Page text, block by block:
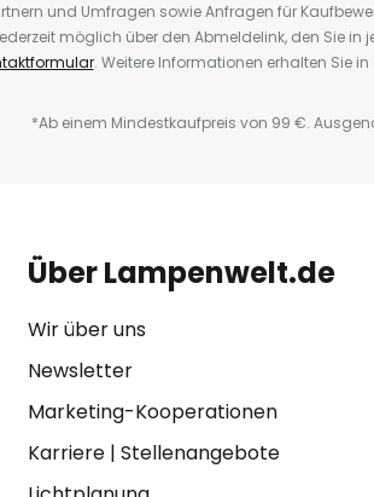
und Umfragen sowie Anfragen für
möglich über den Abmeldelink, den Sie in
. Weitere Informationen erhalten Sie in
*Ab einem Mindestkaufpreis von 99 €.
Über Lampenwelt.de
Wir über uns
Newsletter
Marketing-Kooperationen
Karriere| Stellenangebote